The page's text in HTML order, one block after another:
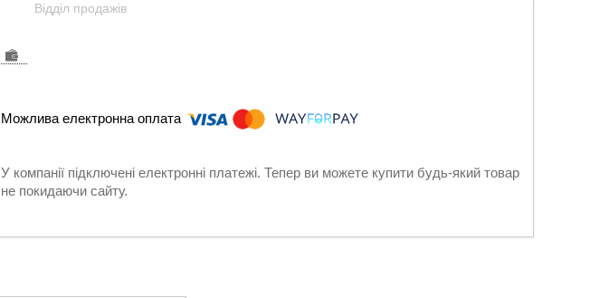
Відділ продажів
У компанії підключені електронні платежі. Тепер ви можете купити будь-який товар
не покидаючи сайту.